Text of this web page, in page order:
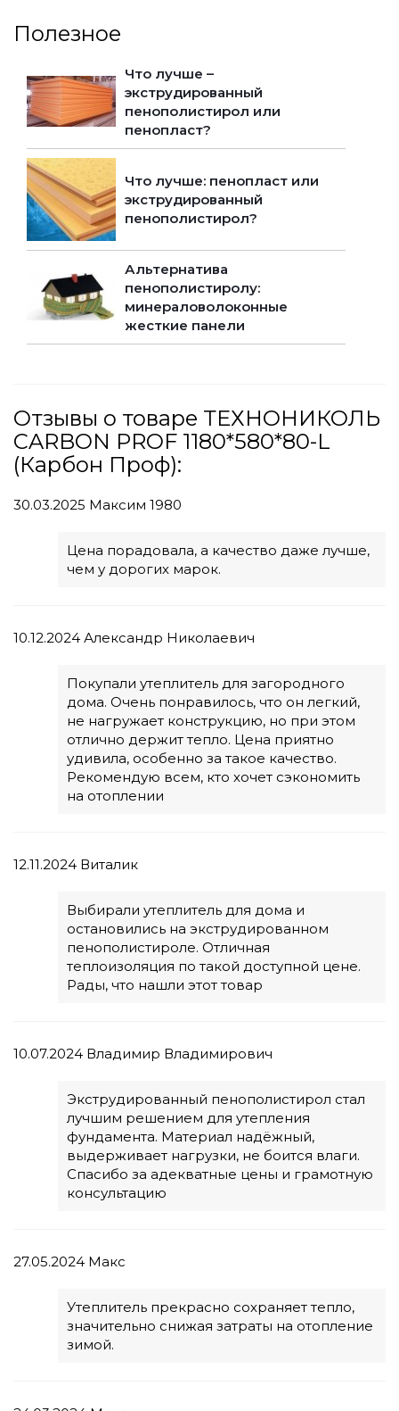
Полезное
Что лучше –
экструдированный
пенополистирол или
пенопласт?
Что лучше: пенопласт или
экструдированный
пенополистирол?
Альтернатива
пенополистиролу:
минераловолоконные
жесткие панели
Отзывы о товаре ТЕХНОНИКОЛЬ
CARBON PROF 1180*580*80-L
(Карбон Проф):
30.03.2025 Максим 1980
Цена порадовала, а качество даже лучше,
чем у дорогих марок.
10.12.2024 Александр Николаевич
Покупали утеплитель для загородного
дома. Очень понравилось, что он легкий,
не нагружает конструкцию, но при этом
отлично держит тепло. Цена приятно
удивила, особенно за такое качество.
Рекомендую всем, кто хочет сэкономить
на отоплении
12.11.2024 Виталик
Выбирали утеплитель для дома и
остановились на экструдированном
пенополистироле. Отличная
теплоизоляция по такой доступной цене.
Рады, что нашли этот товар
10.07.2024 Владимир Владимирович
Экструдированный пенополистирол стал
лучшим решением для утепления
фундамента. Материал надёжный,
выдерживает нагрузки, не боится влаги.
Спасибо за адекватные цены и грамотную
консультацию
27.05.2024 Макс
Утеплитель прекрасно сохраняет тепло,
значительно снижая затраты на отопление
зимой.